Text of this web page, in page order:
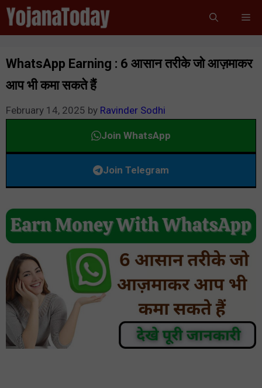
Skip
to
content
WhatsApp Earning : 6 आसान तरीके जो आज़माकर
आप भी कमा सकते हैं
February 14, 2025 by Ravinder Sodhi
Join WhatsApp
Join Telegram